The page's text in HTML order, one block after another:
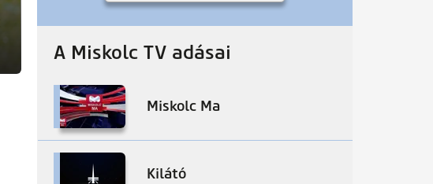
A Miskolc TV adásai
Miskolc Ma
Kilátó